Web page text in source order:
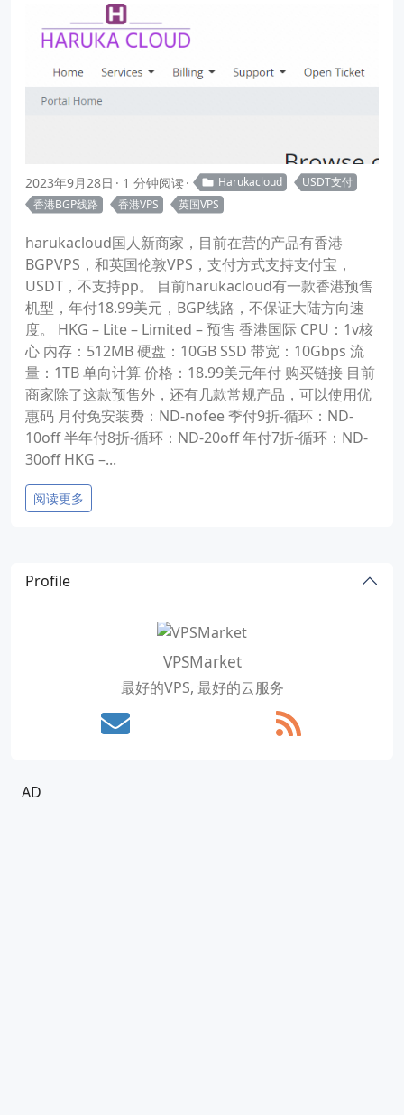
2023年9月28日 1 分钟阅读 Harukacloud
USDT支付
香港BGP线路
香港VPS 英国VPS
harukacloud国人新商家，目前在营的产品有香港
BGPVPS，和英国伦敦VPS，支付方式支持支付宝，
USDT，不支持pp。 目前harukacloud有一款香港预售
机型，年付18.99美元，BGP线路，不保证大陆方向速
度。 HKG – Lite – Limited – 预售 香港国际 CPU：1v核
心 内存：512MB 硬盘：10GB SSD 带宽：10Gbps 流
量：1TB 单向计算 价格：18.99美元年付 购买链接 目前
商家除了这款预售外，还有几款常规产品，可以使用优
惠码 月付免安装费：ND-nofee 季付9折-循环：ND-
10off 半年付8折-循环：ND-20off 年付7折-循环：ND-
30off HKG –...
阅读更多
Profile
VPSMarket
最好的VPS, 最好的云服务
AD